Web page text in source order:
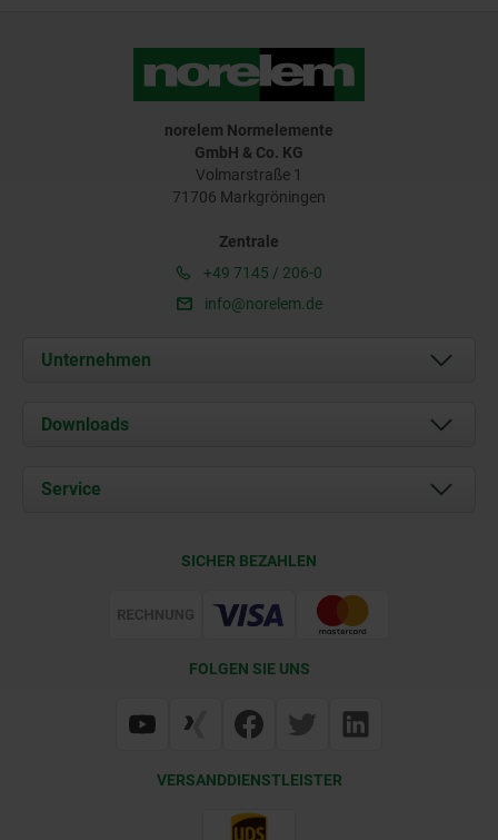
norelem Normelemente
GmbH & Co. KG
Volmarstraße 1
71706 Markgröningen
Zentrale
+49 7145 / 206-0
info@norelem.de
Unternehmen
Über uns
Karriere
Downloads
Dokumente
Service
Web Support
SICHER BEZAHLEN
FOLGEN SIE UNS
VERSANDDIENSTLEISTER